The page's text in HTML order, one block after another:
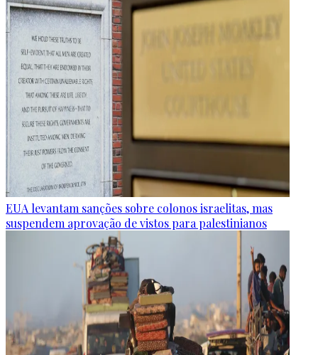
EUA levantam sanções sobre colonos israelitas, mas
suspendem aprovação de vistos para palestinianos